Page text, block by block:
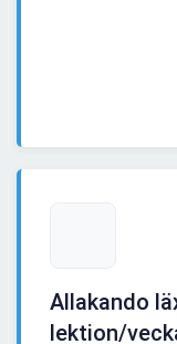
Allakando
lektion/